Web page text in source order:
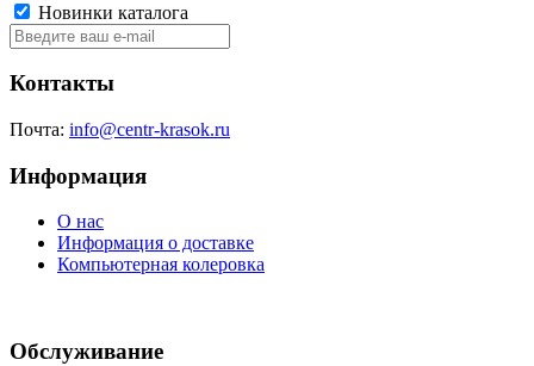
Новинки каталога
Контакты
Почта: info@centr-krasok.ru
Информация
О нас
Информация о доставке
Компьютерная колеровка
Обслуживание